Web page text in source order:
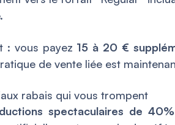
: vous payez 15 à 20 €
de vente liée est
rabais qui vous trompent
spectaculaires de 40%